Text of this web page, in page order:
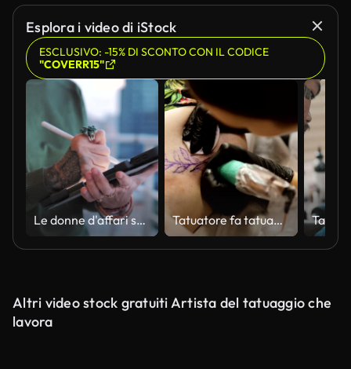
Esplora i video di iStock
ESCLUSIVO: -15% DI SCONTO CON IL CODICE
"COVERR15"
Le donne d'affari senior lavorano Tatuatore fa tatuaggio con foglie in spalla per giovane donna, primo piano
Altri video stock gratuiti Artista del tatuaggio che
lavora